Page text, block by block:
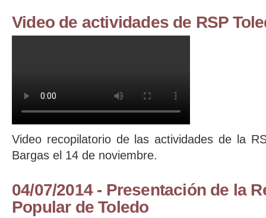
Video de actividades de RSP
Video recopilatorio de las actividades de la
Bargas el 14 de noviembre.
04/07/2014 - Presentación de la
Popular de Toledo